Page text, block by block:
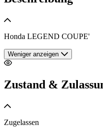
Honda LEGEND COUPE'
Weniger anzeigen
Zustand &
Zugelassen